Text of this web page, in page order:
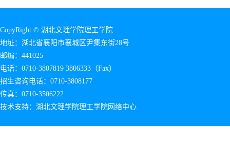
CopyRight © 湖北文理学院理工学院
地址：湖北省襄阳市襄城区尹集东街28号
邮编：441025
电话：0710-3807819 3806333（Fax）
招生咨询电话：0710-3808177
传真：0710-3506222
技术支持：湖北文理学院理工学院网络中心